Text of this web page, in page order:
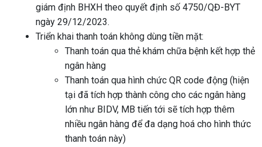
giám định BHXH theo quyết định số 4750/QĐ-BYT
ngày 29/12/2023.
Triển khai thanh toán không dùng tiền mặt:
Thanh toán qua thẻ khám chữa bệnh kết hợp thẻ
ngân hàng
Thanh toán qua hình chức QR code động (hiện
tại đã tích hợp thành công cho các ngân hàng
lớn như BIDV, MB tiến tới sẽ tích hợp thêm
nhiều ngân hàng để đa dạng hoá cho hình thức
thanh toán này)